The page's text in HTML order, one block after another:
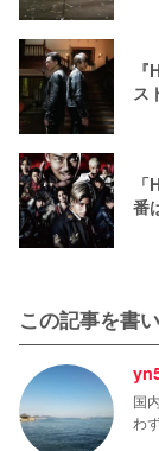
ス
番
この記事を書
国
わ